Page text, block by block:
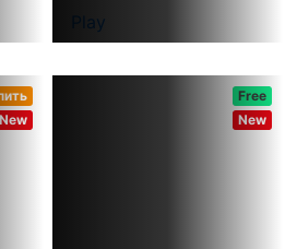
Play
New
Free
New